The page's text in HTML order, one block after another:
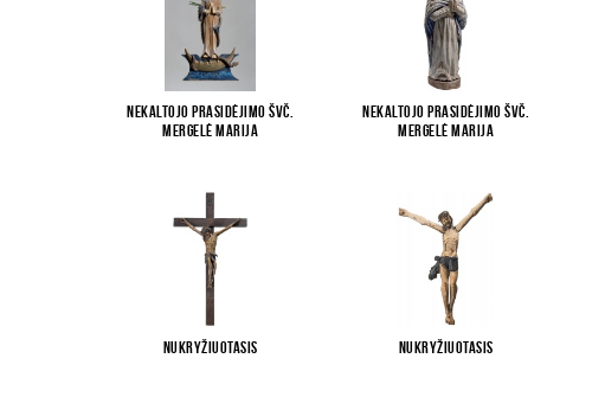
Nekaltojo Prasidėjimo Švč.
Mergelė Marija
Nekaltojo Prasidėjimo Švč.
Mergelė Marija
Nukryžiuotasis Nukryžiuotasis